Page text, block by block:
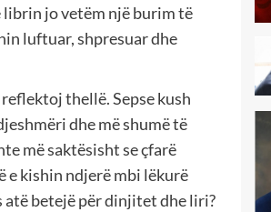
librin jo vetëm një burim të
luftuar, shpresuar dhe
thellë. Sepse kush
dhe më shumë të
më saktësisht se çfarë
e kishin ndjerë mbi lëkurë
atë betejë për dinjitet dhe liri?